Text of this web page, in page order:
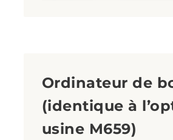
Ordinateur de
(identique à
usine M659)